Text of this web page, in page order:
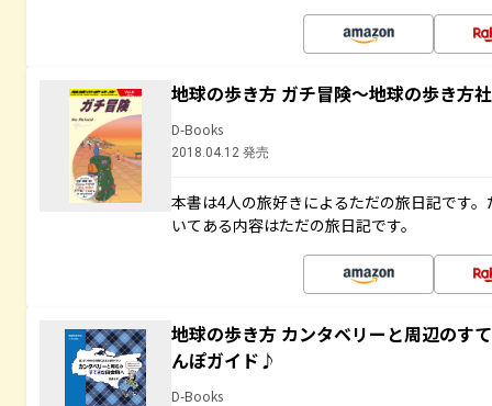
地球の歩き方 ガチ冒険～地球の歩き方
D-Books
2018.04.12 発売
本書は4人の旅好きによるただの旅日記です
いてある内容はただの旅日記です。
地球の歩き方 カンタベリーと周辺のす
んぽガイド♪
D-Books